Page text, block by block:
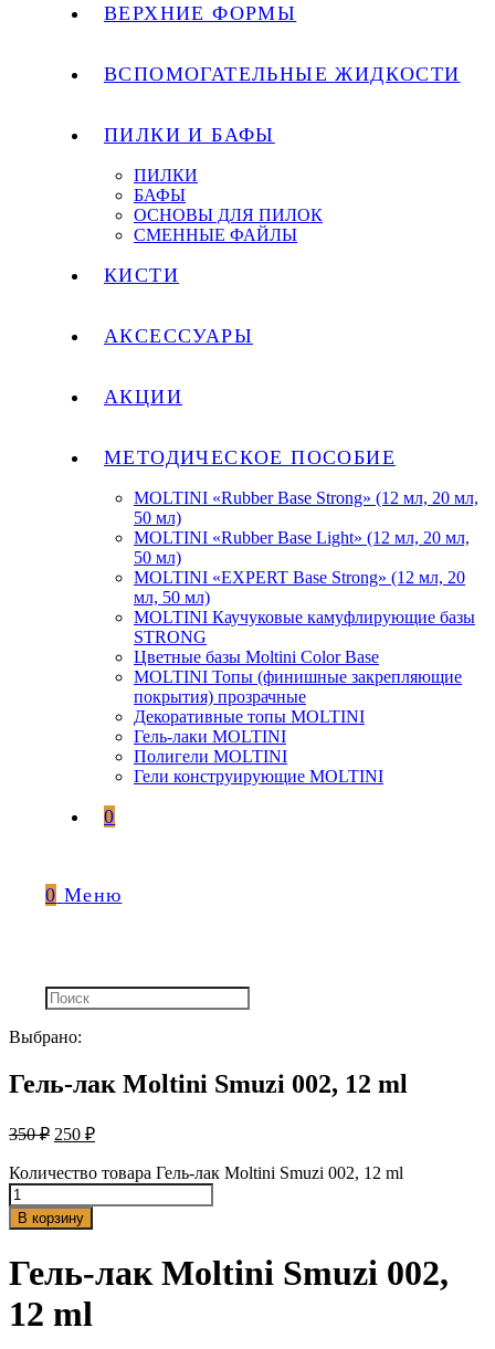
ВЕРХНИЕ ФОРМЫ
ВСПОМОГАТЕЛЬНЫЕ ЖИДКОСТИ
ПИЛКИ И БАФЫ
ПИЛКИ
БАФЫ
ОСНОВЫ ДЛЯ ПИЛОК
СМЕННЫЕ ФАЙЛЫ
КИСТИ
АКСЕССУАРЫ
АКЦИИ
МЕТОДИЧЕСКОЕ ПОСОБИЕ
MOLTINI «Rubber Base Strong» (12 мл, 20 мл,
50 мл)
MOLTINI «Rubber Base Light» (12 мл, 20 мл,
50 мл)
MOLTINI «EXPERT Base Strong» (12 мл, 20
мл, 50 мл)
MOLTINI Каучуковые камуфлирующие базы
STRONG
Цветные базы Moltini Color Base
MOLTINI Топы (финишные закрепляющие
покрытия) прозрачные
Декоративные топы MOLTINI
Гель-лаки MOLTINI
Полигели MOLTINI
Гели конструирующие MOLTINI
0
0 Меню
Выбрано:
Гель-лак Moltini Smuzi 002, 12 ml
350₽ 250 ₽
Количество товара Гель-лак Moltini Smuzi 002, 12 ml
В корзину
Гель-лак Moltini Smuzi 002,
12 ml